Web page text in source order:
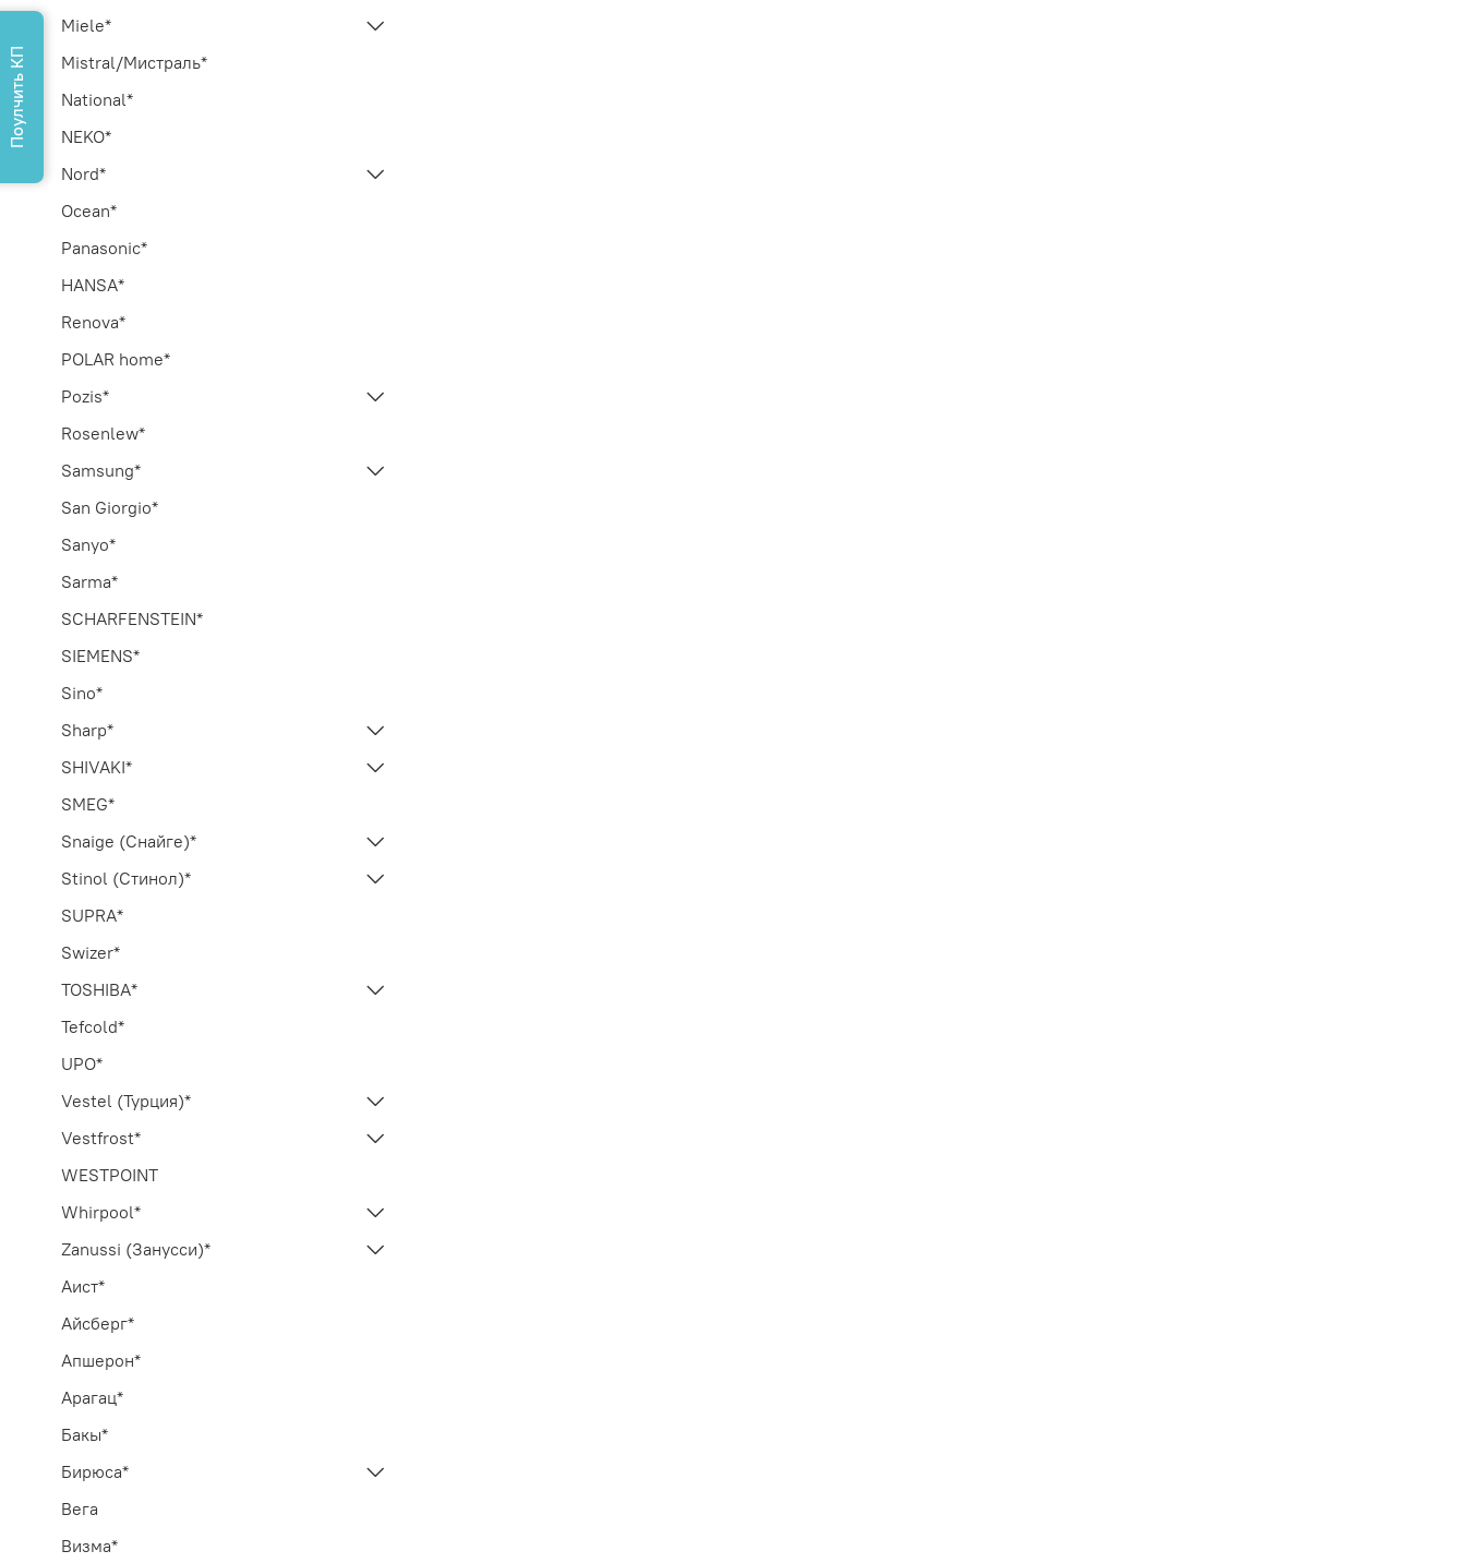
Miele*
Mistral/Мистраль*
National*
NEKO*
Nord*
Ocean*
Panasonic*
HANSA*
Renova*
POLAR home*
Pozis*
Rosenlew*
Samsung*
San Giorgio*
Sanyo*
Sarma*
SCHARFENSTEIN*
SIEMENS*
Sino*
Sharp*
SHIVAKI*
SMEG*
Snaige (Снайге)*
Stinol (Стинол)*
SUPRA*
Swizer*
TOSHIBA*
Tefcold*
UPO*
Vestel (Турция)*
Vestfrost*
WESTPOINT
Whirpool*
Zanussi (Занусси)*
Аист*
Айсберг*
Апшерон*
Арагац*
Бакы*
Бирюса*
Вега
Визма*
Поулчить КП